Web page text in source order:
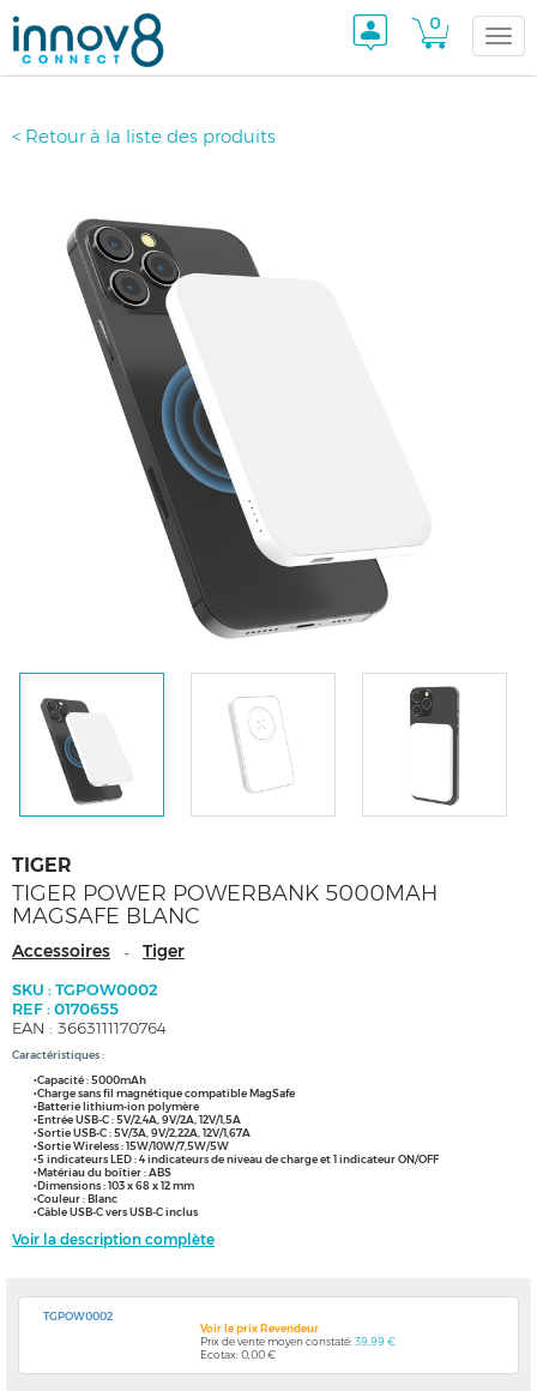
0
< Retour à la liste des produits
TIGER
TIGER POWER POWERBANK 5000MAH
MAGSAFE BLANC
Accessoires - Tiger
SKU : TGPOW0002
REF : 0170655
EAN : 3663111170764
Caractéristiques :
•Capacité : 5000mAh
•Charge sans fil magnétique compatible MagSafe
•Batterie lithium-ion polymère
•Entrée USB-C : 5V/2,4A, 9V/2A, 12V/1,5A
•Sortie USB-C : 5V/3A, 9V/2,22A, 12V/1,67A
•Sortie Wireless : 15W/10W/7,5W/5W
•5 indicateurs LED : 4 indicateurs de niveau de charge et 1 indicateur ON/OFF
•Matériau du boîtier : ABS
•Dimensions : 103 x 68 x 12 mm
•Couleur : Blanc
•Câble USB-C vers USB-C inclus
Voir la description complète
TGPOW0002
Voir le prix Revendeur
Prix de vente moyen constaté:39,99 €
Ecotax: 0,00 €